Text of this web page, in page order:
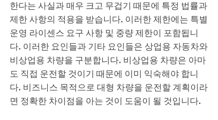
한다는 사실과 매우 크고 무겁기 때문에 특정 법률과
제한 사항의 적용을 받습니다. 이러한 제한에는 특별
운영 라이센스 요구 사항 및 중량 제한이 포함됩니
다. 이러한 요인들과 기타 요인들은 상업용 자동차와
비상업용 차량을 구분합니다. 비상업용 차량은 아마
도 직접 운전할 것이기 때문에 이미 익숙해야 합니
다. 비즈니스 목적으로 대형 차량을 운전할 계획이라
면 정확한 차이점을 아는 것이 도움이 될 것입니다.